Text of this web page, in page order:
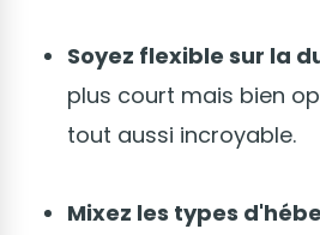
Soyez flexible sur la
plus court mais bien
tout aussi incroyable.
Mixez les types